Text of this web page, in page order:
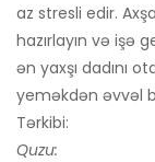
az stresli edir.
hazırlayın və işə
ən yaxşı dadını
yeməkdən əvvəl
Tərkibi:
Quzu: